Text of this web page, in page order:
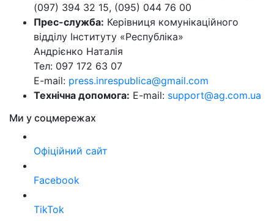
(097) 394 32 15, (095) 044 76 00
Прес-служба: Керівниця комунікаційного
відділу Інституту «Республіка»
Андрієнко Наталія
Тел: 097 172 63 07
E-mail: press.inrespublica@gmail.com
Технічна допомога: E-mail: support@ag.com.ua
Ми у соцмережах
Офіційний сайт
Facebook
TikTok